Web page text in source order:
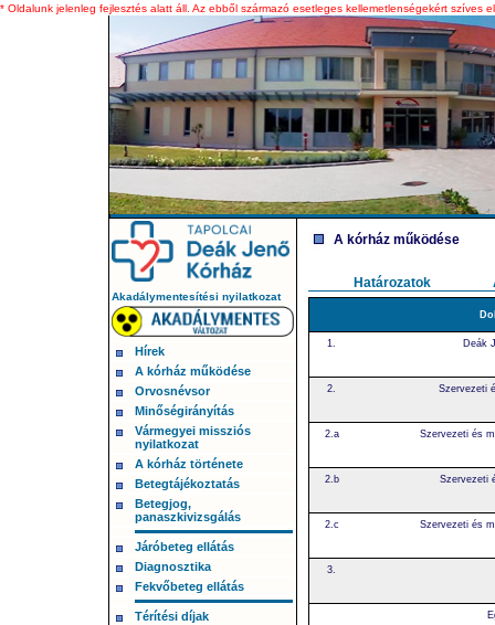
* Oldalunk jelenleg fejlesztés alatt áll. Az ebből származó esetleges kellemetlenségekért szíves
Akadálymentesítési nyilatkozat
Hírek
A kórház működése
Orvosnévsor
Minőségirányítás
Vármegyei missziós
nyilatkozat
A kórház története
Betegtájékoztatás
Betegjog,
panaszkivizsgálás
Járóbeteg ellátás
Diagnosztika
Fekvőbeteg ellátás
Térítési díjak
A kórház működése
Határozatok
1. Deák
2. Szervezeti
2.a Szervezeti és
2.b Szervezeti
2.c Szervezeti és
3.